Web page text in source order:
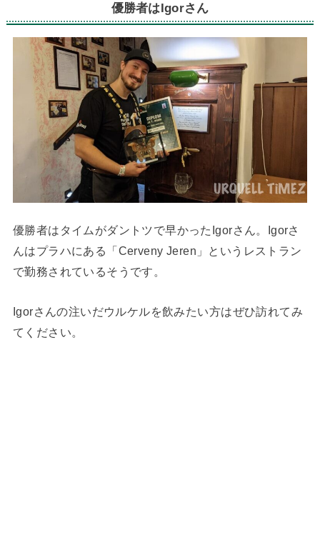
優勝者はIgorさん
優勝者はタイムがダントツで早かったIgorさん。Igorさ
んはプラハにある「Cerveny Jeren」というレストラン
で勤務されているそうです。
Igorさんの注いだウルケルを飲みたい方はぜひ訪れてみ
てください。